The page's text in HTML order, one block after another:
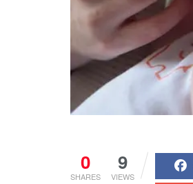
0
SHARES
9
VIEWS